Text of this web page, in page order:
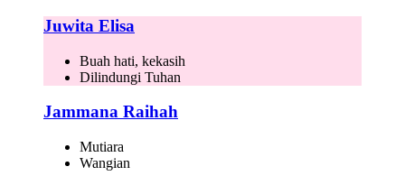
Juwita Elisa
Buah hati, kekasih
Dilindungi Tuhan
Jammana Raihah
Mutiara
Wangian